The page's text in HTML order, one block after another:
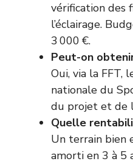
vérification des
l’éclairage.
3 000 €.
Peut-on
Oui, via la FFT,
nationale du
du projet et de
Quelle
Un terrain
amorti en 3 à 5